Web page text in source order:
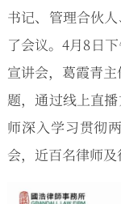
书记、管理合伙
了会议。4月8日
宣讲会，葛霞青
题，通过线上直
师深入学习贯彻
会，近百名律师及